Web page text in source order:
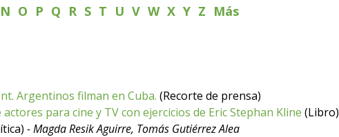
N O P Q R S T U V W X Y Z Más
Argentinos filman en Cuba. (Recorte de prensa)
para cine y TV con ejercicios de Eric Stephan Kline (Libro)
- Magda Resik Aguirre, Tomás Gutiérrez Alea